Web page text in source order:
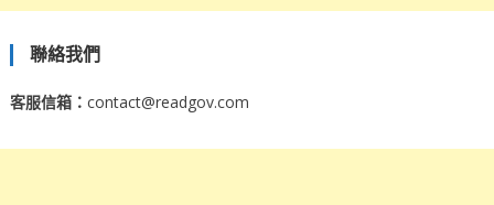
聯絡我們
客服信箱： contact@readgov.com